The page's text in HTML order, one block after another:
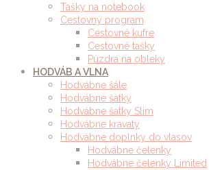
Tašky na notebook
Cestovný program
Cestovné kufre
Cestovné tašky
Púzdra na obleky
HODVÁB A VLNA
Hodvábne šále
Hodvábne šatky
Hodvábne šatky Slim
Hodvábne kravaty
Hodvábne doplnky do vlasov
Hodvábne čelenky
Hodvábne čelenky Limited